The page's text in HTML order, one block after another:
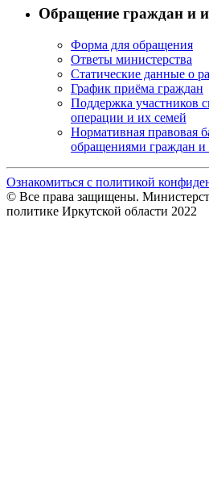
Обращение граждан и
Форма для обращения
Ответы министерства
Статические данные о
График приёма граждан
Поддержка участников
операции и их семей
Нормативная правовая
обращениями граждан и
Ознакомиться с политикой
© Все права защищены.
политике Иркутской области 2022